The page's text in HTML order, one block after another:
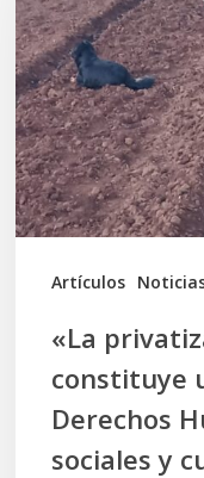
Artículos
las
semillas
constituye
una
violación
de
Humanos
económicos,
sociales
«La
constituye
Derechos
sociales y